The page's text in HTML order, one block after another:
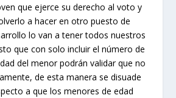
que ejerce su derecho al voto y
a hacer en otro puesto de
lo van a tener todos nuestros
que con solo incluir el número de
del menor podrán validar que no
de esta manera se disuade
a que los menores de edad